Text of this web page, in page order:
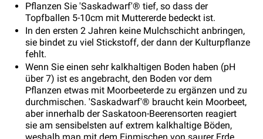
Pflanzen Sie 'Saskadwarf'® tief, so dass der
Topfballen 5-10cm mit Muttererde bedeckt ist.
In den ersten 2 Jahren keine Mulchschicht anbringen,
sie bindet zu viel Stickstoff, der dann der Kulturpflanze
fehlt.
Wenn Sie einen sehr kalkhaltigen Boden haben (pH
über 7) ist es angebracht, den Boden vor dem
Pflanzen etwas mit Moorbeeterde zu ergänzen und zu
durchmischen. 'Saskadwarf'® braucht kein Moorbeet,
aber innerhalb der Saskatoon-Beerensorten reagiert
sie am sensibelsten auf extrem kalkhaltige Böden,